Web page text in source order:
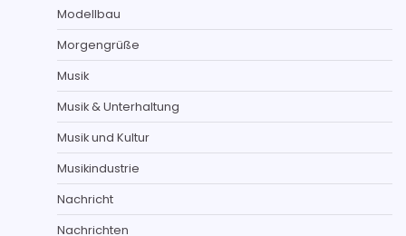
Modellbau
Morgengrüße
Musik
Musik & Unterhaltung
Musik und Kultur
Musikindustrie
Nachricht
Nachrichten